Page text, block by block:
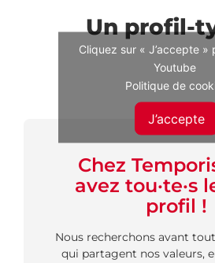
Un profil-
Cliquez sur « J’accepte »
Youtube
Politique de
J’accepte
Chez
avez tou·te·s
profil !
Nous recherchons avant
qui partagent nos valeurs,